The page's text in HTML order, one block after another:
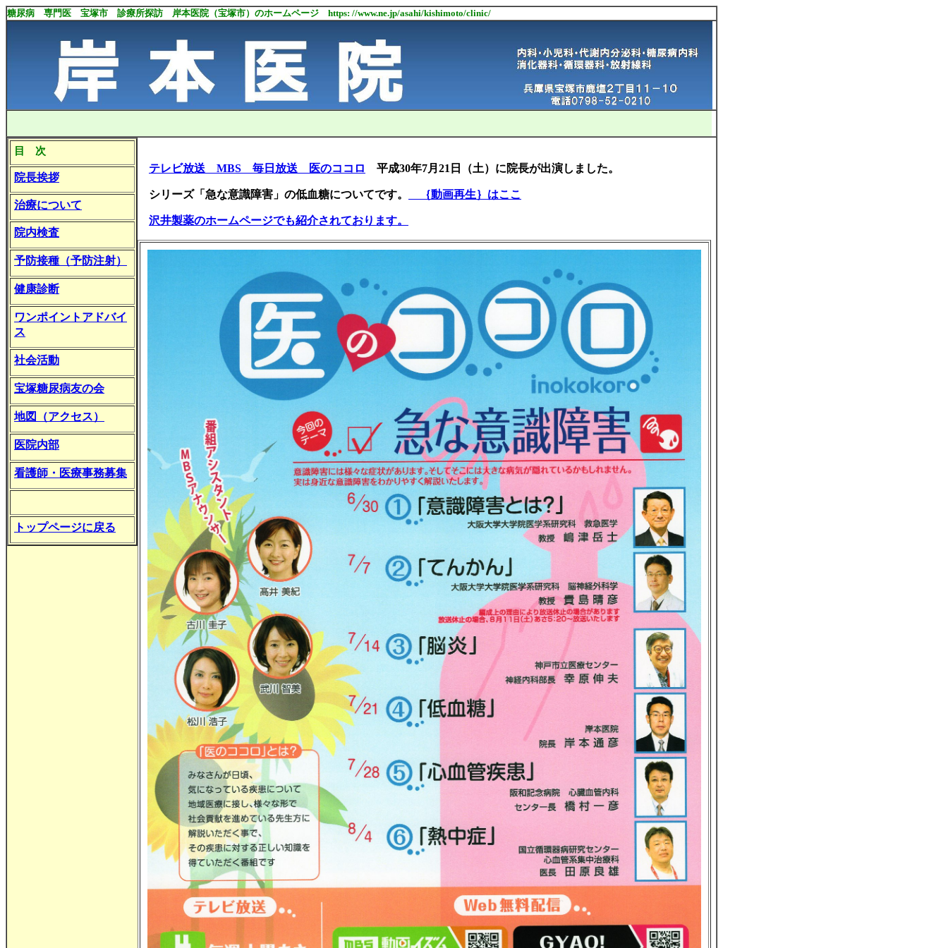
糖尿病 専門医 宝塚市 診療所探訪 岸本医院（宝塚市）のホームページ https: //www.ne.jp/asahi/kishimoto/clinic/
目 次
院長挨拶
治療について
院内検査
予防接種（予防注射）
健康診断
ワンポイントアドバイ
ス
社会活動
宝塚糖尿病友の会
地図（アクセス）
医院内部
看護師・医療事務募集
トップページに戻る
テレビ放送 MBS 毎日放送 医のココロ 平成30年7月21日（土）に院長が出演しました。
シリーズ「急な意識障害」の低血糖についてです。 ｛動画再生｝はここ
沢井製薬のホームページでも紹介されております。